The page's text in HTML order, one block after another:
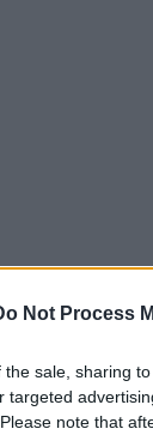
Not Process
the sale, sharing
targeted
note that